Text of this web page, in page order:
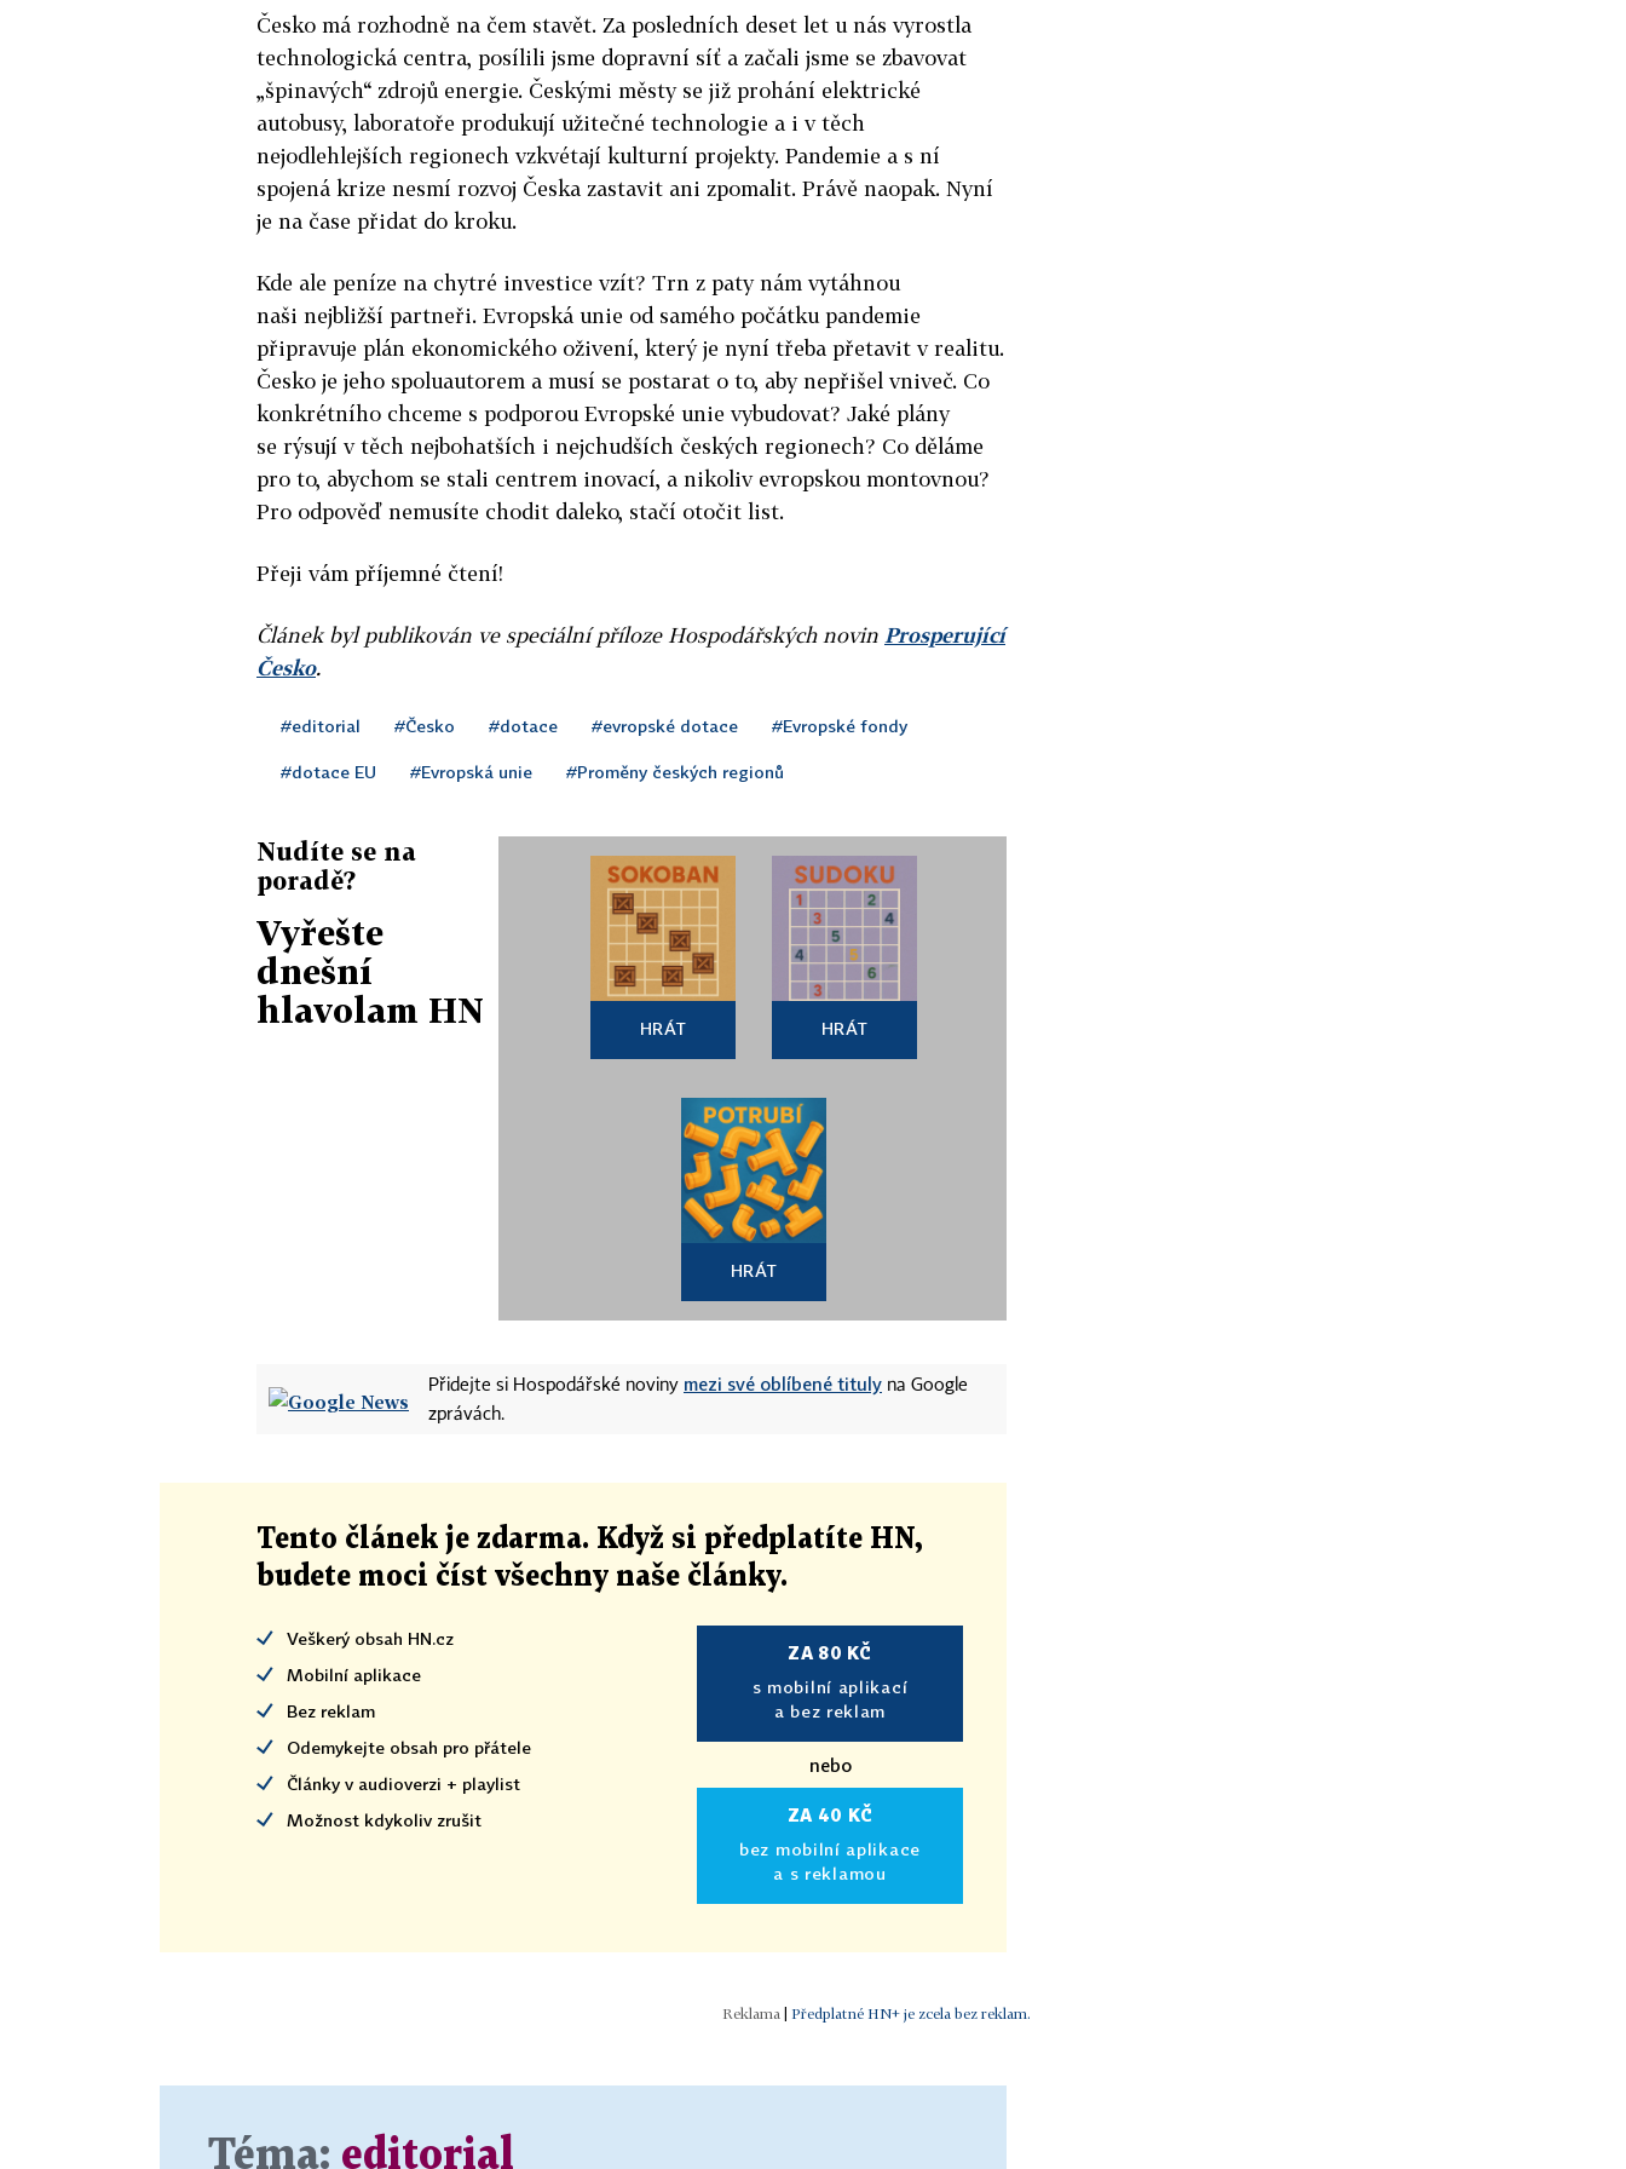
Česko má rozhodně na čem stavět. Za posledních deset let u nás vyrostla
technologická centra, posílili jsme dopravní síť a začali jsme se zbavovat
„špinavých“ zdrojů energie. Českými městy se již prohání elektrické
autobusy, laboratoře produkují užitečné technologie a i v těch
nejodlehlejších regionech vzkvétají kulturní projekty. Pandemie a s ní
spojená krize nesmí rozvoj Česka zastavit ani zpomalit. Právě naopak. Nyní
je na čase přidat do kroku.
Kde ale peníze na chytré investice vzít? Trn z paty nám vytáhnou
naši nejbližší partneři. Evropská unie od samého počátku pandemie
připravuje plán ekonomického oživení, který je nyní třeba přetavit v realitu.
Česko je jeho spoluautorem a musí se postarat o to, aby nepřišel vniveč. Co
konkrétního chceme s podporou Evropské unie vybudovat? Jaké plány
se rýsují v těch nejbohatších i nejchudších českých regionech? Co děláme
pro to, abychom se stali centrem inovací, a nikoliv evropskou montovnou?
Pro odpověď nemusíte chodit daleko, stačí otočit list.
Přeji vám příjemné čtení!
Článek byl publikován ve speciální příloze Hospodářských novin Prosperující
Česko.
#editorial #Česko #dotace #evropské dotace #Evropské fondy
#dotace EU #Evropská unie #Proměny českých regionů
Nudíte se na
poradě?
Vyřešte
dnešní
hlavolam HN
HRÁT HRÁT
HRÁT
Přidejte si Hospodářské noviny mezi své oblíbené tituly na Google
zprávách.
Tento článek je zdarma. Když si předplatíte HN,
budete moci číst všechny naše články.
Veškerý obsah HN.cz
Mobilní aplikace
Bez reklam
Odemykejte obsah pro přátele
Články v audioverzi + playlist
Možnost kdykoliv zrušit
ZA 80 KČ
s mobilní aplikací
a bez reklam
nebo
ZA 40 KČ
bez mobilní aplikace
a s reklamou
Předplatné HN+ je zcela bez reklam.
Téma: editorial